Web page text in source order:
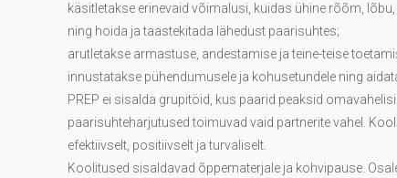
käsitletakse erinevaid võimalusi, kuidas ühine rõõm,
ning hoida ja taastekitada lähedust paarisuhtes;
arutletakse armastuse, andestamise ja teine-teise
innustatakse pühendumusele ja kohusetundele ning
PREP ei sisalda grupitöid, kus paarid peaksid
paarisuhteharjutused toimuvad vaid partnerite vahel.
efektiivselt, positiivselt ja turvaliselt.
Koolitused sisaldavad õppematerjale ja kohvipause.